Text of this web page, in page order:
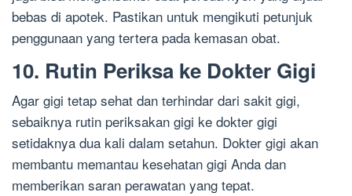
bebas di apotek. Pastikan untuk mengikuti petunjuk
penggunaan yang tertera pada kemasan obat.
10. Rutin Periksa ke Dokter Gigi
Agar gigi tetap sehat dan terhindar dari sakit gigi,
sebaiknya rutin periksakan gigi ke dokter gigi
setidaknya dua kali dalam setahun. Dokter gigi akan
membantu memantau kesehatan gigi Anda dan
memberikan saran perawatan yang tepat.